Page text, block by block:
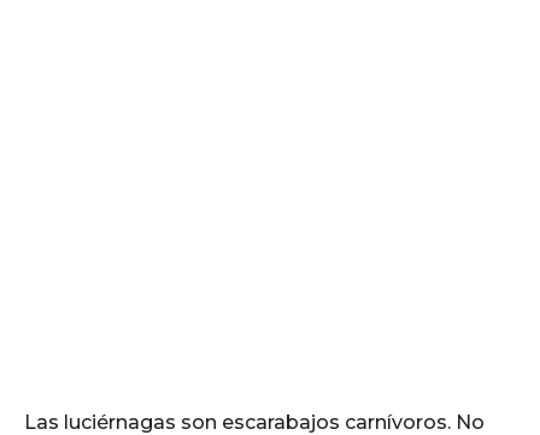
Las luciérnagas son escarabajos carnívoros. No